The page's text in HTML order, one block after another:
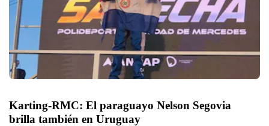
Karting-RMC: El paraguayo Nelson Segovia
brilla también en Uruguay